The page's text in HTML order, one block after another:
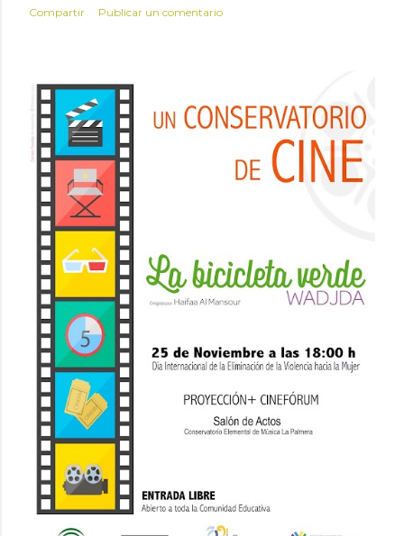
Compartir Publicar un comentario